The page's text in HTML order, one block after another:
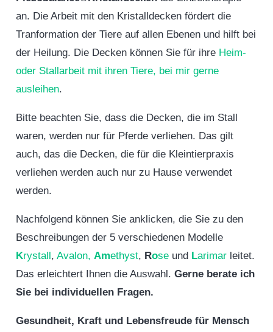
an. Die Arbeit mit den Kristalldecken fördert die
Tranformation der Tiere auf allen Ebenen und hilft bei
der Heilung. Die Decken können Sie für ihre Heim-
oder Stallarbeit mit ihren Tiere, bei mir gerne
ausleihen.
Bitte beachten Sie, dass die Decken, die im Stall
waren, werden nur für Pferde verliehen. Das gilt
auch, das die Decken, die für die Kleintierpraxis
verliehen werden auch nur zu Hause verwendet
werden.
Nachfolgend können Sie anklicken, die Sie zu den
Beschreibungen der 5 verschiedenen Modelle
Krystall, Avalon, Amethyst, Roseund Larimar leitet.
Das erleichtert Ihnen die Auswahl. Gerne berate ich
Sie bei individuellen Fragen.
Gesundheit, Kraft und Lebensfreude für Mensch